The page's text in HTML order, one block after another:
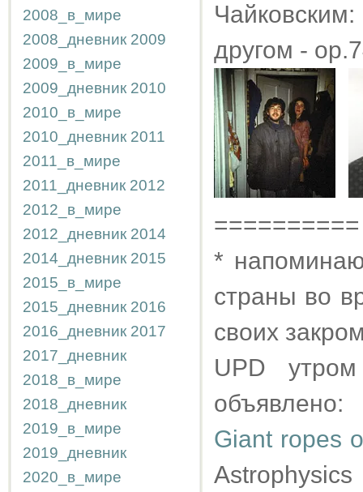
2008_в_мире
2008_дневник 2009
2009_в_мире
2009_дневник 2010
2010_в_мире
2010_дневник 2011
2011_в_мире
2011_дневник 2012
2012_в_мире
2012_дневник 2014
2014_дневник 2015
2015_в_мире
2015_дневник 2016
2016_дневник 2017
2017_дневник
2018_в_мире
2018_дневник
2019_в_мире
2019_дневник
2020_в_мире
другом -
==========
*
страны во
своих
UPD
объявлено:
Giant ropes